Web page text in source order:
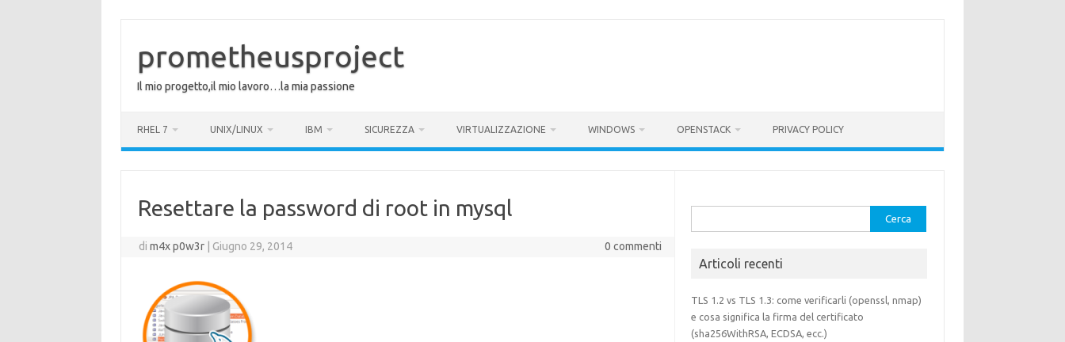
prometheusproject
Il mio progetto,il mio lavoro…la mia passione
RHEL 7 UNIX/LINUX IBM SICUREZZA VIRTUALIZZAZIONE WINDOWS OPENSTACK PRIVACY POLICY
Resettare la password di root in mysql
dim4x p0w3r Giugno 29, 2014 0 commenti
per:
Articoli recenti
TLS 1.2 vs TLS 1.3: come verificarli (openssl, nmap)
e cosa significa la firma del certificato
(sha256WithRSA, ECDSA, ecc.)